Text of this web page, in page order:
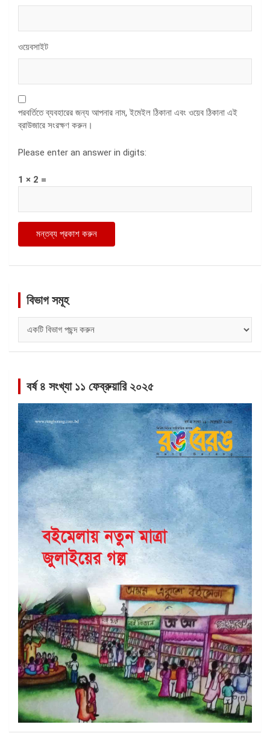
ওয়েবসাইট
পরবর্তিতে ব্যবহারের জন্য আপনার নাম, ইমেইল ঠিকানা এবং ওয়েব ঠিকানা এই
ব্রাউজারে সংরক্ষণ করুন।
Please enter an answer in digits:
1 × 2 =
বিভাগ সমূহ
সমূহ
বর্ষ ৪ সংখ্যা ১১ ফেব্রুয়ারি ২০২৫